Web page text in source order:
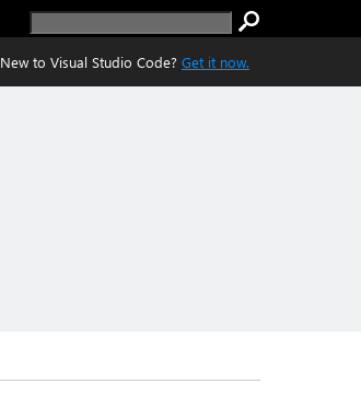
New to Visual Studio Code? Get it now.